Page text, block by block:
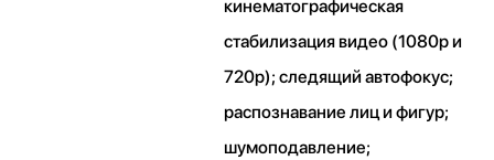
кинематографическая
стабилизация видео (1080p и
720p); следящий автофокус;
распознавание лиц и фигур;
шумоподавление;